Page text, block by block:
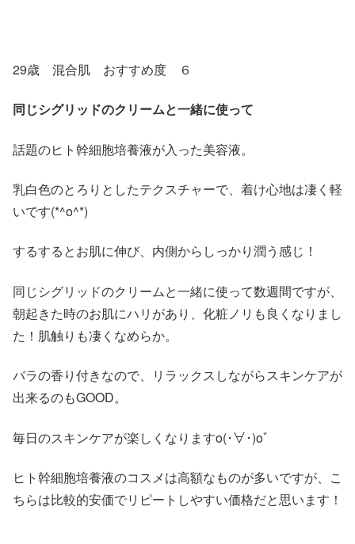
29歳 混合肌 おすすめ度 ６
同じシグリッドのクリームと一緒に使って
話題のヒト幹細胞培養液が入った美容液。
乳白色のとろりとしたテクスチャーで、着け心地は凄く軽
いです(*^o^*)
するするとお肌に伸び、内側からしっかり潤う感じ！
同じシグリッドのクリームと一緒に使って数週間ですが、
朝起きた時のお肌にハリがあり、化粧ノリも良くなりまし
た！肌触りも凄くなめらか。
バラの香り付きなので、リラックスしながらスキンケアが
出来るのもGOOD。
毎日のスキンケアが楽しくなりますo(･∀･)oﾞ
ヒト幹細胞培養液のコスメは高額なものが多いですが、こ
ちらは比較的安価でリピートしやすい価格だと思います！